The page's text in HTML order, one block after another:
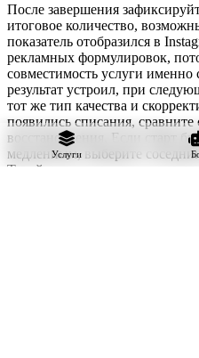
Услуги
После завершения
итоговое количество,
показатель отобразился в
рекламных формулировок,
совместимость услуги
результат устроил, при
тот же тип качества и
появились списания,
восстановления. Если старт
медленным, выберите
Такой журнал помогает